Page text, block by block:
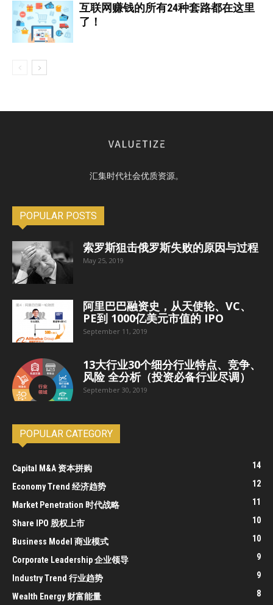
互联网赚钱的所有24种套路都在这里
了！
汇集时代社会优质资源。
POPULAR POSTS
索罗斯狙击俄罗斯失败的原因与过程
May 25, 2019
阿里巴巴融资史，从天使轮、VC、
PE到 1000亿美元市值的 IPO
September 11, 2019
13大行业30个细分行业特点、竞争、
风险 全分析（投资必备行业尽调）
September 30, 2019
POPULAR CATEGORY
Capital M&A 资本拼购 14
Economy Trend 经济趋势 12
Market Penetration 时代战略 11
Share IPO 股权上市 10
Business Model 商业模式 10
Corporate Leadership 企业领导 9
Industry Trend 行业趋势 9
Wealth Energy 财富能量 8